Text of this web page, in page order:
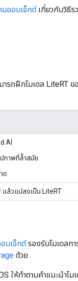
มออบเจ็กต์เกี่ยวกับวิธีร
ถฝึกโมเดล LiteRT ข
AI
ปภาพที่ล้ำสมัย
ด
แล้วแปลงเป็น LiteRT
บเจ็กต์รองรับโมเดลก
ด้วย
ให้ทำตามคำแนะนำโ